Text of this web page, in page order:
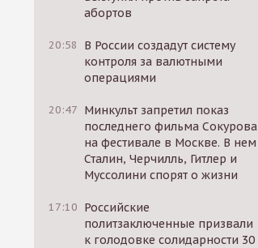
абортов
20:58
В России создадут систему
контроля за валютными
операциями
20:47 Минкульт запретил показ
последнего фильма Сокурова
на фестивале в Москве. В нем
Сталин, Черчилль, Гитлер и
Муссолини спорят о жизни
17:10 Российские
политзаключенные призвали
к голодовке солидарности 30